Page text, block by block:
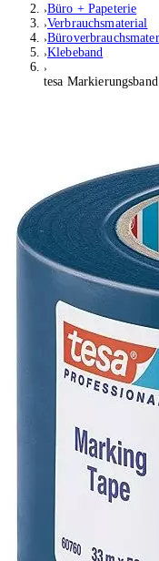
Büro + Papeterie
Verbrauchsmaterial
Klebeband
tesa